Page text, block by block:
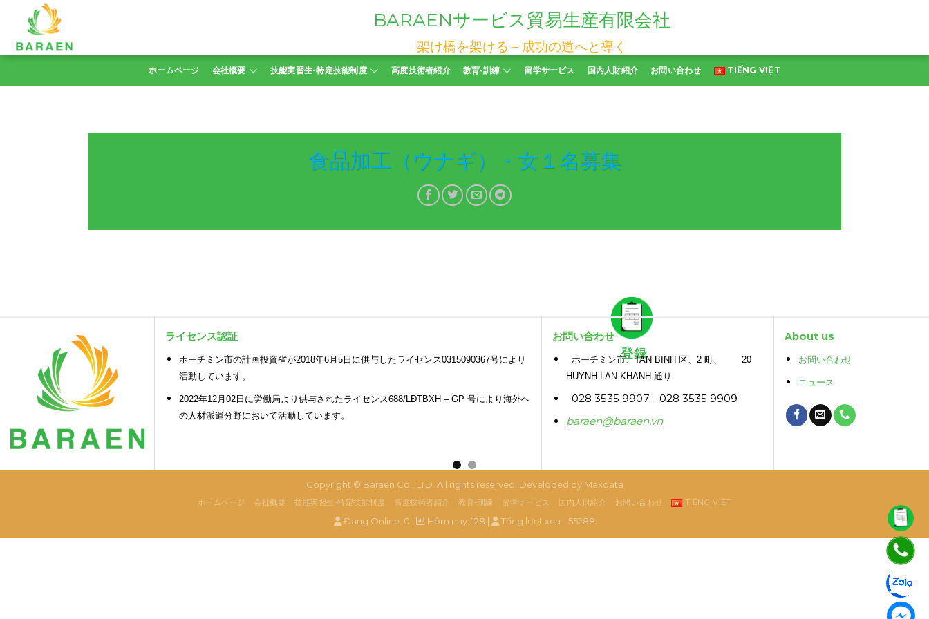
content
BARAENサービス貿易生産有限会社
架け橋を架ける－成功の道へと導く
ホームページ 会社概要 技能実習生-特定技能制度 高度技術者紹介 教育‐訓練 留学サービス 国内人財紹介 お問い合わせ TIẾNG VIỆT
食品加工（ウナギ）・女１名募集
登録
ライセンス認証
ホーチミン市の計画投資省が2018年6月5日に供与したライセンス0315090367号により
活動しています。
2022年12月02日に労働局より供与されたライセンス688/LĐTBXH – GP 号により海外へ
の人材派遣分野において活動しています。
お問い合わせ
ホーチミン市、TAN BINH 区、2 町、 20
HUYNH LAN KHANH 通り
028 3535 9907 - 028 3535 9909
baraen@baraen.vn
About us
お問い合わせ
ニュース
Copyright © Baraen Co., LTD. All rights reserved. Developed by Maxdata
ホームページ 会社概要 技能実習生-特定技能制度 高度技術者紹介 教育‐訓練 留学サービス 国内人財紹介 お問い合わせ TIẾNG VIỆT
Đang Online: 0 | Hôm nay: 128 | Tổng lượt xem: 55288